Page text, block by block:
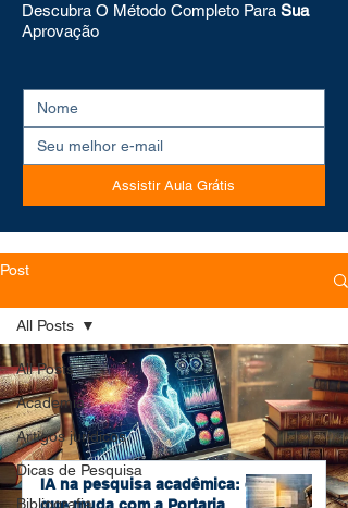
Descubra O Método Completo Para Sua
Aprovação
Assistir Aula Grátis
Post
All Posts
Academia
Artigos jurídicos
Dicas de Pesquisa
Bibliografia
All Posts
IA na pesquisa acadêmica: o